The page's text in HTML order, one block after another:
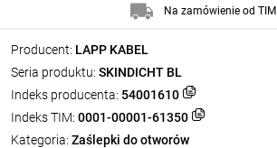
Producent: LAPP KABEL
Seria produktu: SKINDICHT BL
Indeks producenta: 54001610
Indeks TIM: 0001-00001-61350
Kategoria:
Zaślepki do otworów
Na zamówienie od TIM